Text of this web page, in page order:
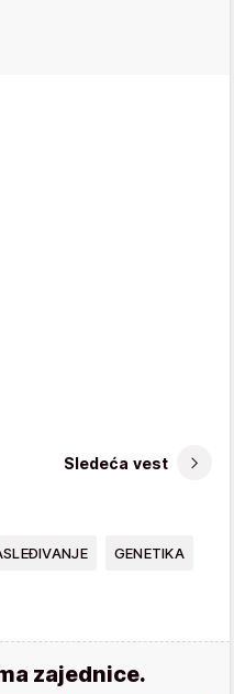
Sledeća vest
GENETIKA
zajednice.